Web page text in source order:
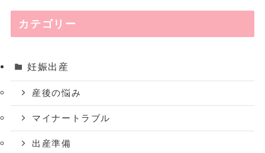
カテゴリー
妊娠出産
産後の悩み
マイナートラブル
出産準備